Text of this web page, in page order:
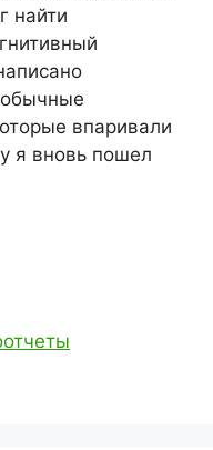
найти
обычные
впаривали
я вновь пошел